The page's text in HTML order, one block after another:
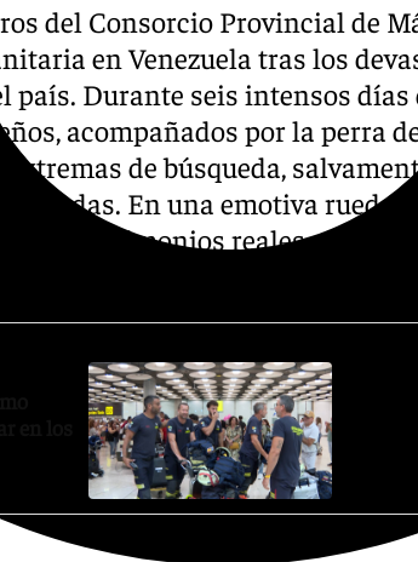
del Consorcio Provincial de
en Venezuela tras los
país. Durante seis intensos días
acompañados por la perra de
de búsqueda,
En una emotiva rueda
y testimonios reales que
en los